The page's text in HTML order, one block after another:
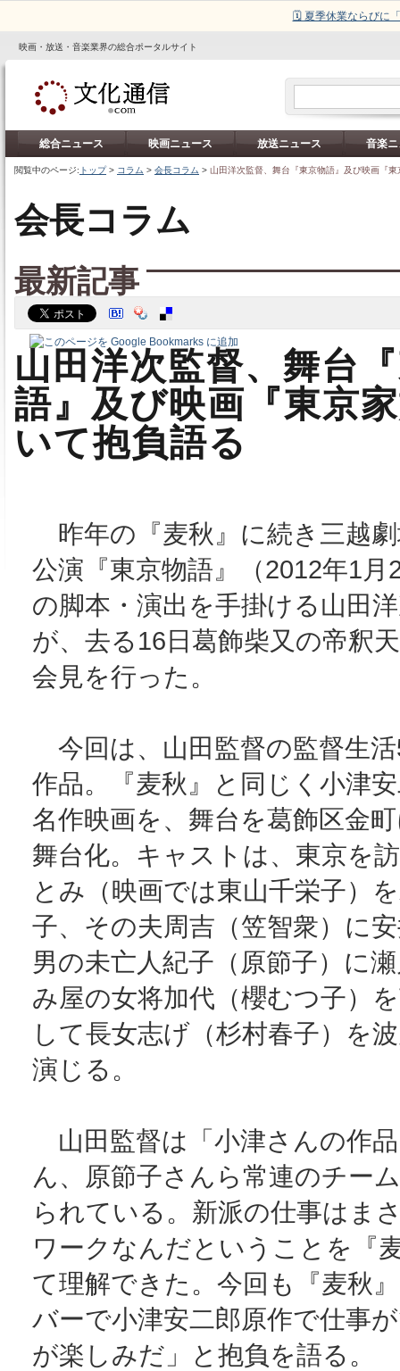
🗓️ 夏季休業ならびに
映画・放送・音楽業界の総合ポータルサイト
総合ニュース 映画ニュース 放送ニュース 音楽
閲覧中のページ: トップ> コラム > 会長コラム > 山田洋次監督、舞台『東京物語』及び映画『
会長コラム
最新記事
山田洋次監督、舞台
語』及び映画『東京
いて抱負語る
昨年の『麦秋』に続き三越
公演『東京物語』（2012年1月
の脚本・演出を手掛ける山田
が、去る16日葛飾柴又の帝釈
会見を行った。
今回は、山田監督の監督生
作品。『麦秋』と同じく小津
名作映画を、舞台を葛飾区金
舞台化。キャストは、東京を
とみ（映画では東山千栄子）
子、その夫周吉（笠智衆）に
男の未亡人紀子（原節子）に
み屋の女将加代（櫻むつ子）
して長女志げ（杉村春子）を
演じる。
山田監督は「小津さんの作
ん、原節子さんら常連のチー
られている。新派の仕事はま
ワークなんだということを『
て理解できた。今回も『麦秋
バーで小津安二郎原作で仕事
が楽しみだ」と抱負を語る。